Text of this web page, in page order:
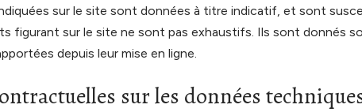
sur le site sont données à titre indicatif, et sont
figurant sur le site ne sont pas exhaustifs. Ils sont donnés
depuis leur mise en ligne.
sur les données